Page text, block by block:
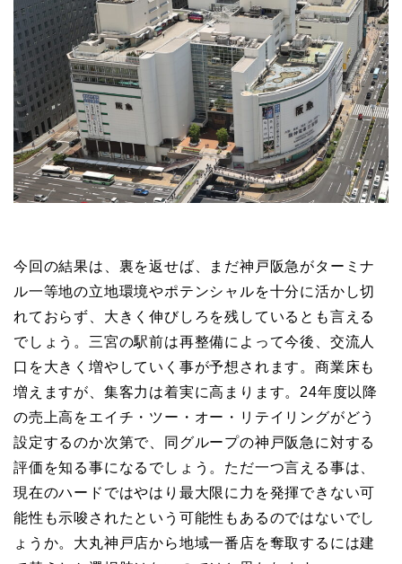
今回の結果は、裏を返せば、まだ神戸阪急がターミナ
ル一等地の立地環境やポテンシャルを十分に活かし切
れておらず、大きく伸びしろを残しているとも言える
でしょう。三宮の駅前は再整備によって今後、交流人
口を大きく増やしていく事が予想されます。商業床も
増えますが、集客力は着実に高まります。24年度以降
の売上高をエイチ・ツー・オー・リテイリングがどう
設定するのか次第で、同グループの神戸阪急に対する
評価を知る事になるでしょう。ただ一つ言える事は、
現在のハードではやはり最大限に力を発揮できない可
能性も示唆されたという可能性もあるのではないでし
ょうか。大丸神戸店から地域一番店を奪取するには建